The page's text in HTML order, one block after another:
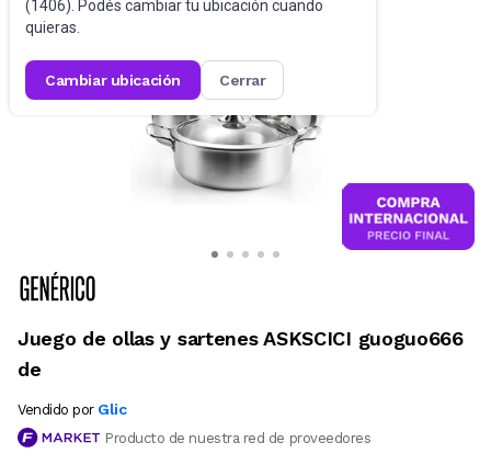
(1406). Podés cambiar tu ubicación cuando
quieras.
cambiar ubicación cerrar
Juego de ollas y sartenes ASKSCICI guoguo666
de
Vendido por Glic
Producto de nuestra red de proveedores